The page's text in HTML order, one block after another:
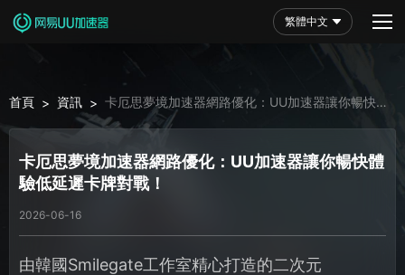
繁體中文
首頁 > 資訊 > 卡厄思夢境加速器網路優化：UU加速器讓你暢快體
驗低延遲卡牌對戰！
卡厄思夢境加速器網路優化：UU加速器讓你暢快體
驗低延遲卡牌對戰！
2026-06-16
由韓國Smilegate工作室精心打造的二次元